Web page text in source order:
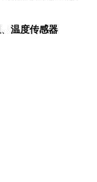
温度传感器